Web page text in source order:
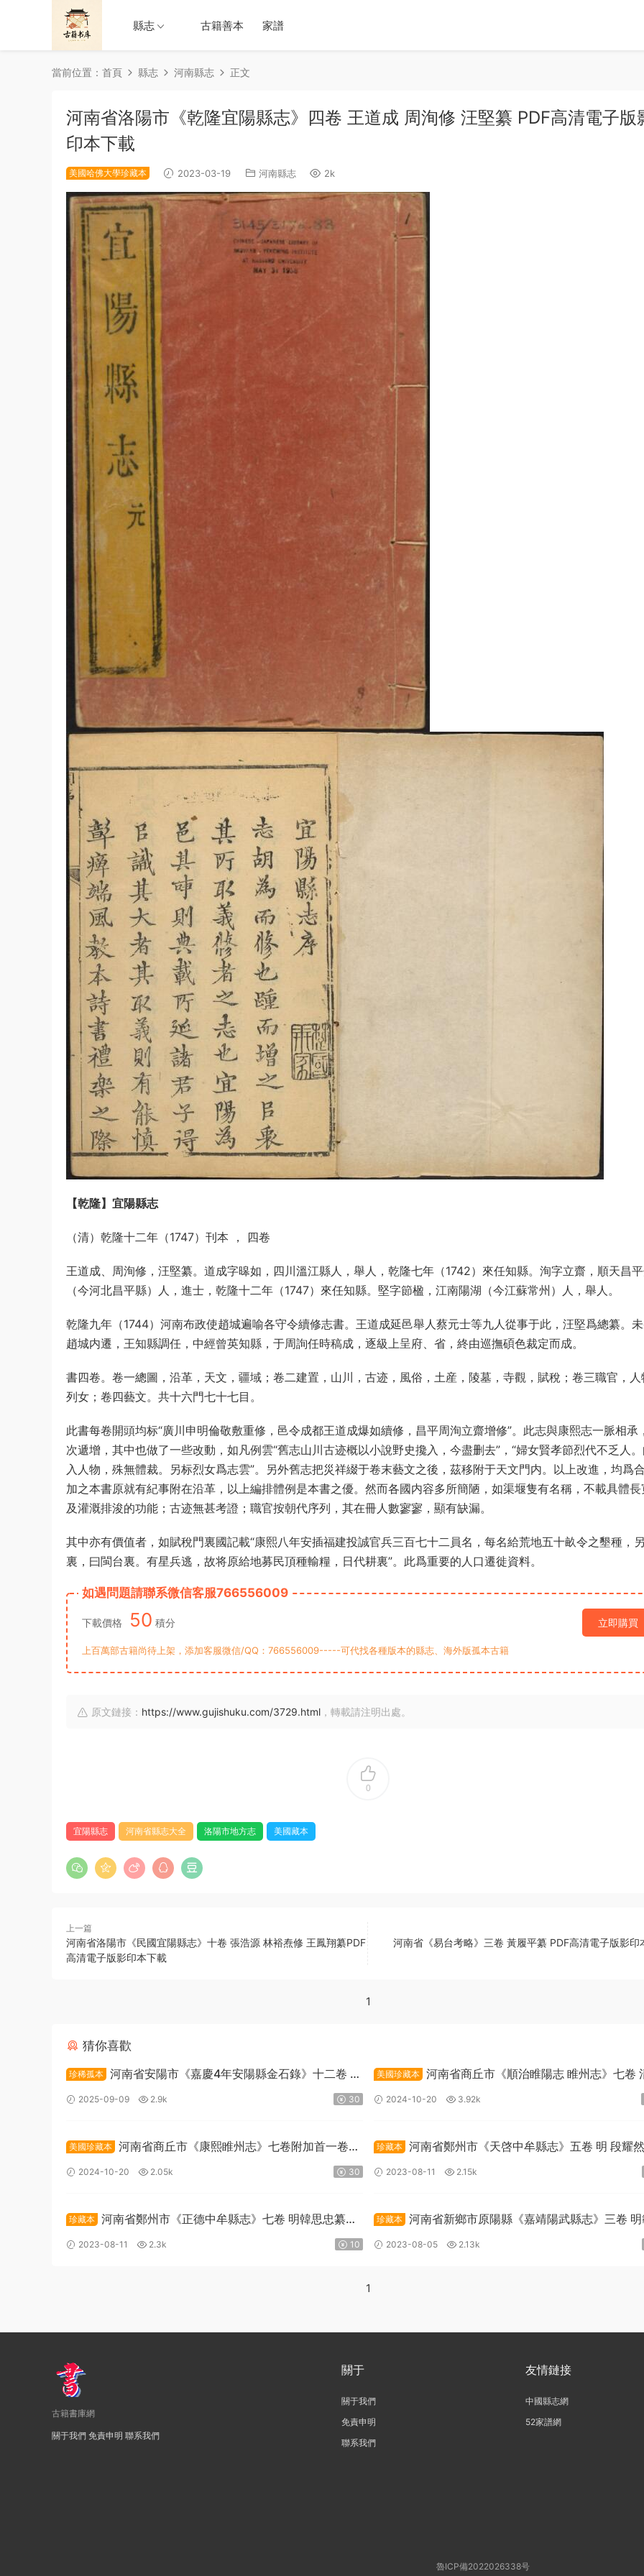
縣志 古籍善本 家譜
當前位置： 首頁 縣志 河南縣志 正文
河南省洛陽市《乾隆宜陽縣志》四卷 王道成 周洵修 汪堅纂 PDF高清電子版
印本下載
美國哈佛大學珍藏本 2023-03-19 河南縣志 2k
【乾隆】宜陽縣志
（清）乾隆十二年（1747）刊本 ， 四卷
王道成、周洵修，汪堅纂。道成字暤如，四川溫江縣人，舉人，乾隆七年（1742）來任知縣。洵字立齋，順天昌
（今河北昌平縣）人，進士，乾隆十二年（1747）來任知縣。堅字節楹，江南陽湖（今江蘇常州）人，舉人。
乾隆九年（1744）河南布政使趙城遍喻各守令續修志書。王道成延邑舉人蔡元士等九人從事于此，汪堅爲總纂。
趙城内遷，王知縣調任，中經曾英知縣，于周詢任時稿成，逐級上呈府、省，終由巡撫碩色裁定而成。
書四卷。卷一總圖，沿革，天文，疆域；卷二建置，山川，古迹，風俗，土産，陵墓，寺觀，賦稅；卷三職官，人
列女；卷四藝文。共十六門七十七目。
此書每卷開頭均标“廣川申明倫敬敷重修，邑令成都王道成爆如續修，昌平周洵立齋增修”。此志與康熙志一脈相承
次遞增，其中也做了一些改動，如凡例雲“舊志山川古迹概以小說野史攙入，今盡删去”，“婦女賢孝節烈代不乏人
入人物，殊無體裁。另标烈女爲志雲”。另外舊志把災祥綴于卷末藝文之後，茲移附于天文門内。以上改進，均爲
加之本書原就有紀事附在沿革，以上編排體例是本書之優。然而各國内容多所簡陋，如渠堰隻有名稱，不載具體長
及灌溉排浚的功能；古迹無甚考證；職官按朝代序列，其在冊人數寥寥，顯有缺漏。
其中亦有價值者，如賦稅門裏國記載“康熙八年安插福建投誠官兵三百七十二員名，每名給荒地五十畝令之墾種，
裏，曰閩台裏。有星兵逃，故将原給地募民頂種輸糧，日代耕裏”。此爲重要的人口遷徙資料。
如遇問題請聯系微信客服766556009
下載價格 50 積分 立即購買
上百萬部古籍尚待上架，添加客服微信/QQ：766556009-----可代找各種版本的縣志、海外版孤本古籍
原文鏈接： https://www.gujishuku.com/3729.html ，轉載請注明出處。
0
宜陽縣志 河南省縣志大全 洛陽市地方志 美國藏本
上一篇
河南省洛陽市《民國宜陽縣志》十卷 張浩源 林裕焘修 王鳳翔纂PDF
高清電子版影印本下載
河南省《易台考略》三卷 黃履平纂 PDF高清電子版影印
1
猜你喜歡
珍稀孤本 河南省安陽市《嘉慶4年安陽縣金石錄》十二卷 劉
敏寬 董國光纂修PDF高清電子版下載
2025-09-09 2.9k 30
美國珍藏本
河南省商丘市《順治睢陽志 睢州志》七卷
斌纂修PDF高清電子版下載
2024-10-20 3.92k
美國珍藏本 河南省商丘市《康熙睢州志》七卷附加首一卷
清馬世英纂修PDF高清電子版下載
2024-10-20 2.05k 30
珍藏本
河南省鄭州市《天啓中牟縣志》五卷 明 段耀
張民表纂PDF高清電子版下載
2023-08-11 2.15k
珍藏本 河南省鄭州市《正德中牟縣志》七卷 明韓思忠纂
PDF高清電子版下載
2023-08-11 2.3k 10
珍藏本
河南省新鄉市原陽縣《嘉靖陽武縣志》三卷
修 呂柟纂PDF高清電子版下載
2023-08-05 2.13k
1
古籍書庫網
關于我們 免責申明 聯系我們
關于
關于我們
免責申明
聯系我們
友情鏈接
中國縣志網
52家譜網
魯ICP備2022026338号